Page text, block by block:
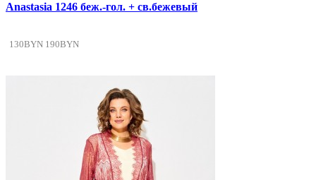
Anastasia 1246 беж.-гол. + св.бежевый
130BYN 190BYN